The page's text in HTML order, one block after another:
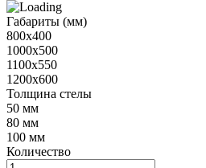
Габариты (мм)
800х400
1000х500
1100х550
1200х600
Толщина стелы
50 мм
80 мм
100 мм
Количество